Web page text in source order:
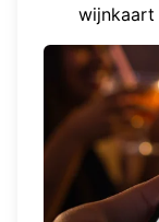
wijnkaart